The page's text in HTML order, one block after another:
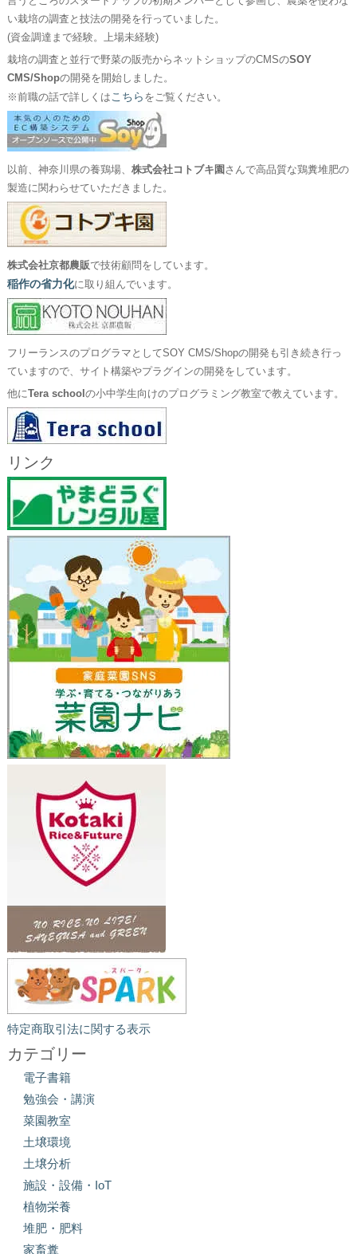
い栽培の調査と技法の開発を行っていました。
(資金調達まで経験。上場未経験)
栽培の調査と並行で野菜の販売からネットショップのCMSのSOY
CMS/Shopの開発を開始しました。
※前職の話で詳しくはこちら をご覧ください。
以前、神奈川県の養鶏場、 株式会社コトブキ園 さんで高品質な鶏糞堆肥の
製造に関わらせていただきました。
株式会社京都農販で技術顧問をしています。
稲作の省力化に取り組んでいます。
フリーランスのプログラマとしてSOY CMS/Shopの開発も引き続き行っ
ていますので、サイト構築やプラグインの開発をしています。
他にTera school の小中学生向けのプログラミング教室で教えています。
リンク
特定商取引法に関する表示
カテゴリー
電子書籍
勉強会・講演
菜園教室
土壌環境
土壌分析
施設・設備・IoT
植物栄養
堆肥・肥料
家畜糞